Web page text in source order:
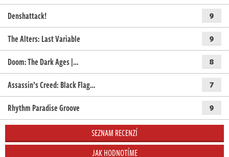
Denshattack! 9
The Alters: Last Variable 9
Doom: The Dark Ages |… 8
Assassin’s Creed: Black Flag… 7
Rhythm Paradise Groove 9
SEZNAM RECENZÍ
JAK HODNOTÍME